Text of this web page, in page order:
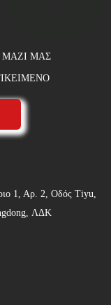
ΜΑΖΊ ΜΑΣ
1, Αρ. 2, Οδός Tiyu,
ΛΔΚ